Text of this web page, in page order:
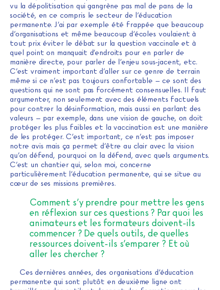
vu la dépolitisation qui gangrène pas mal de pans de la
société, en ce compris le secteur de l’éducation
permanente. J’ai par exemple été frappée que beaucoup
d’organisations et même beaucoup d’écoles voulaient à
tout prix éviter le débat sur la question vaccinale et à
quel point on manquait d’endroits pour en parler de
manière directe, pour parler de l’enjeu sous-jacent, etc.
C’est vraiment important d’aller sur ce genre de terrain
même si ce n’est pas toujours confortable – ce sont des
questions qui ne sont pas forcément consensuelles. Il faut
argumenter, non seulement avec des éléments factuels
pour contrer la désinformation, mais aussi en parlant des
valeurs – par exemple, dans une vision de gauche, on doit
protéger les plus faibles et la vaccination est une manière
de les protéger. C’est important, ce n’est pas imposer
notre avis mais ça permet d’être au clair avec la vision
qu’on défend, pourquoi on la défend, avec quels arguments.
C’est un chantier qui, selon moi, concerne
particulièrement l’éducation permanente, qui se situe au
cœur de ses missions premières.
Comment s’y prendre pour mettre les gens
en réflexion sur ces questions ? Par quoi les
animateurs et les formateurs doivent-ils
commencer ? De quels outils, de quelles
ressources doivent-ils s’emparer ? Et où
aller les chercher ?
Ces dernières années, des organisations d’éducation
permanente qui sont plutôt en deuxième ligne ont